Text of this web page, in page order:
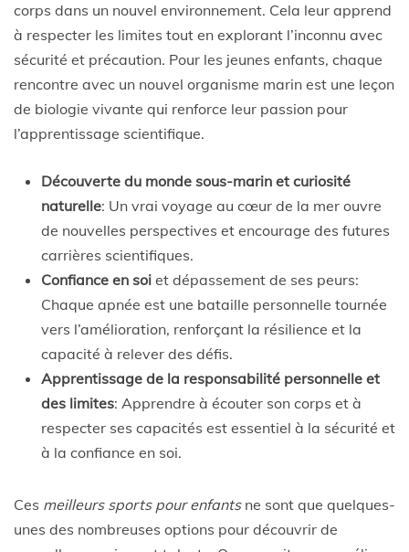
corps dans un nouvel environnement. Cela leur apprend
à respecter les limites tout en explorant l’inconnu avec
sécurité et précaution. Pour les jeunes enfants, chaque
rencontre avec un nouvel organisme marin est une leçon
de biologie vivante qui renforce leur passion pour
l’apprentissage scientifique.
Découverte du monde sous-marin et curiosité
naturelle: Un vrai voyage au cœur de la mer ouvre
de nouvelles perspectives et encourage des futures
carrières scientifiques.
Confiance en soi et dépassement de ses peurs:
Chaque apnée est une bataille personnelle tournée
vers l’amélioration, renforçant la résilience et la
capacité à relever des défis.
Apprentissage de la responsabilité personnelle et
des limites: Apprendre à écouter son corps et à
respecter ses capacités est essentiel à la sécurité et
à la confiance en soi.
Ces meilleurs sports pour enfantsne sont que quelques-
unes des nombreuses options pour découvrir de